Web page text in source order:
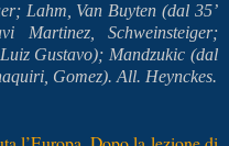
Lahm, Van Buyten (dal 35’
Martinez, Schweinsteiger;
Gustavo); Mandzukic (dal
Gomez). All. Heynckes.